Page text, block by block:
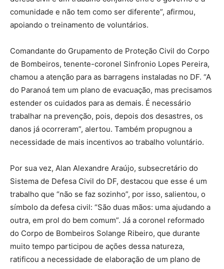
comunidade e não tem como ser diferente”, afirmou,
apoiando o treinamento de voluntários.
Comandante do Grupamento de Proteção Civil do Corpo
de Bombeiros, tenente-coronel Sinfronio Lopes Pereira,
chamou a atenção para as barragens instaladas no DF. “A
do Paranoá tem um plano de evacuação, mas precisamos
estender os cuidados para as demais. É necessário
trabalhar na prevenção, pois, depois dos desastres, os
danos já ocorreram”, alertou. Também propugnou a
necessidade de mais incentivos ao trabalho voluntário.
Por sua vez, Alan Alexandre Araújo, subsecretário do
Sistema de Defesa Civil do DF, destacou que esse é um
trabalho que “não se faz sozinho”, por isso, salientou, o
símbolo da defesa civil: “São duas mãos: uma ajudando a
outra, em prol do bem comum”. Já a coronel reformado
do Corpo de Bombeiros Solange Ribeiro, que durante
muito tempo participou de ações dessa natureza,
ratificou a necessidade de elaboração de um plano de